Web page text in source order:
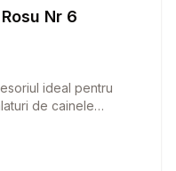
Lese si Zgarzi
Nr 6
ideal pentru
de cainele
va sa va bucurati